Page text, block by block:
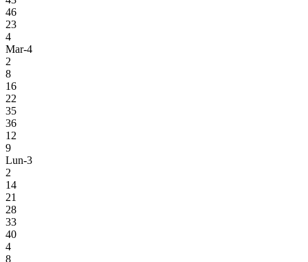
46
23
4
Mar-4
2
8
16
22
35
36
12
9
Lun-3
2
14
21
28
33
40
4
8